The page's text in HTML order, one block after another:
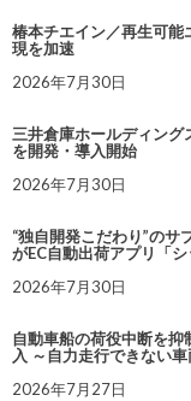
椿本チエイン／再生可能
現を加速
2026年7月30日
三井倉庫ホールディング
を開発・導入開始
2026年7月30日
“独自開発こだわり”のサ
がEC自動出荷アプリ「
2026年7月30日
自動車船の荷役中断を
入 ～自力走行できない
2026年7月27日